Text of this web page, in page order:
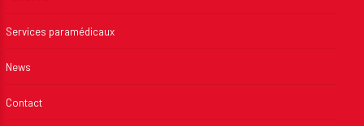
Services paramédicaux
News
Contact